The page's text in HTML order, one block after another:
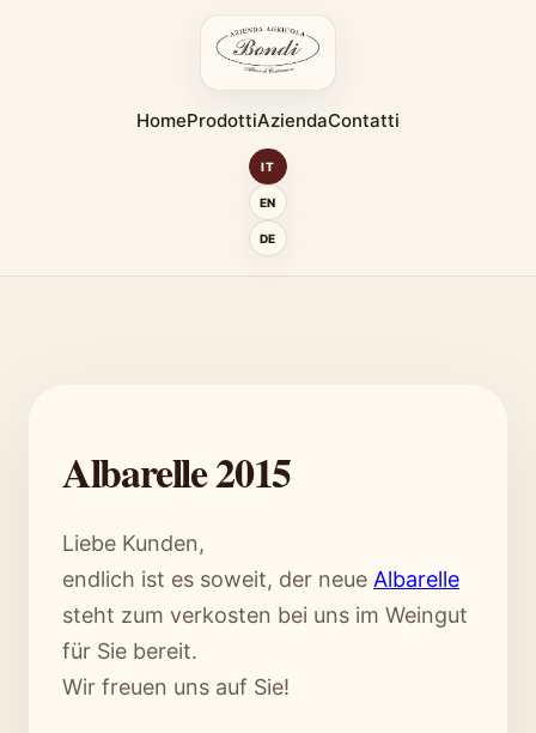
HomeProdottiAziendaContatti
IT
EN
DE
Albarelle 2015
Liebe Kunden,
endlich ist es soweit, der neue Albarelle
steht zum verkosten bei uns im Weingut
für Sie bereit.
Wir freuen uns auf Sie!